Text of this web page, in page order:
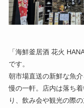
「海鮮釜居酒 花火
です。
朝市場直送の新鮮な魚
慢の一軒。店内は落ち
り、飲み会や観光の際